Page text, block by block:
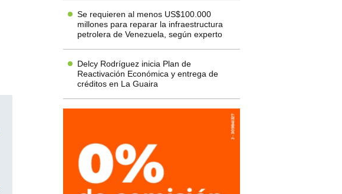
Se requieren al menos US$100.000
millones para reparar la infraestructura
petrolera de Venezuela, según experto
Delcy Rodríguez inicia Plan de
Reactivación Económica y entrega de
créditos en La Guaira